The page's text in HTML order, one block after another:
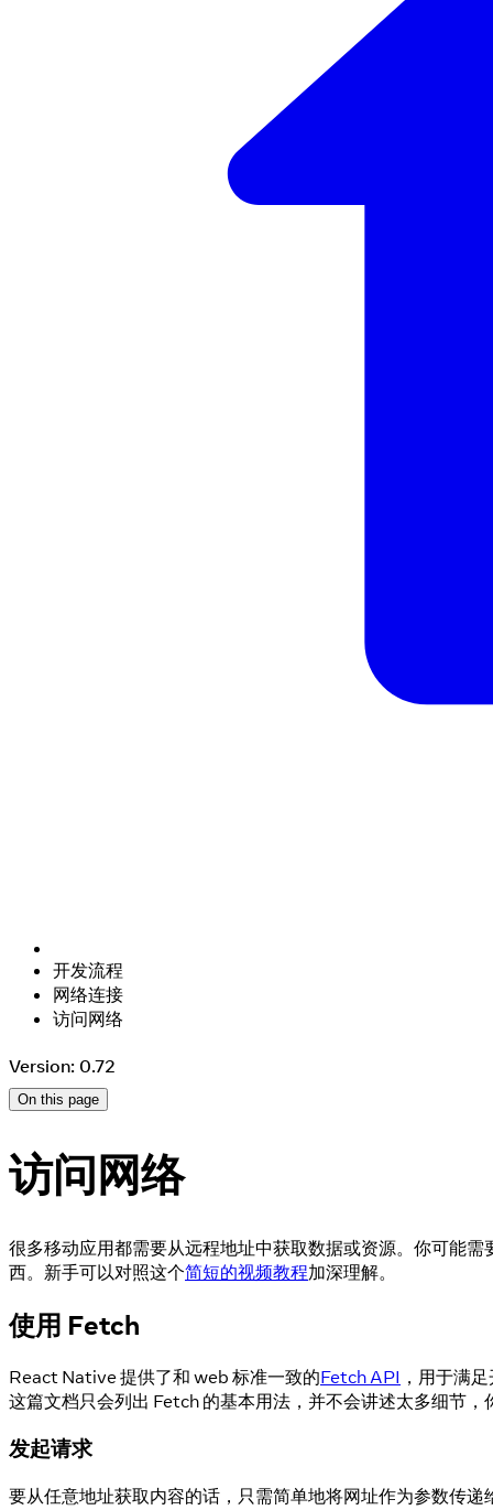
开发流程
网络连接
访问网络
Version: 0.72
On this page
访问网络
很多移动应用都需要从远程地址中获取数据或资源。你可能
西。新手可以对照这个简短的视频教程加深理解。
使用 Fetch
React Native 提供了和 web 标准一致的Fetch API ，用于满
这篇文档只会列出 Fetch 的基本用法，并不会讲述太多细节
发起请求
要从任意地址获取内容的话，只需简单地将网址作为参数传